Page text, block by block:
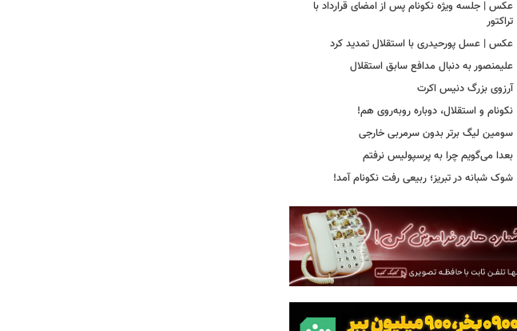
عکس | جلسه ویژه نکونام پس از امضای قرارداد با
تراکتور
عکس | عسل پورحیدری با استقلال تمدید کرد
علیمنصور به دنبال مدافع سابق استقلال
آرزوی بزرگ دنیس اکرت
نکونام و استقلال، دوباره روبه‌روی هم!
سومین لیگ برتر بدون سرمربی خارجی
بعدا می‌گویم چرا به پرسپولیس نرفتم
شوک شبانه در تبریز؛ ربیعی رفت نکونام آمد!